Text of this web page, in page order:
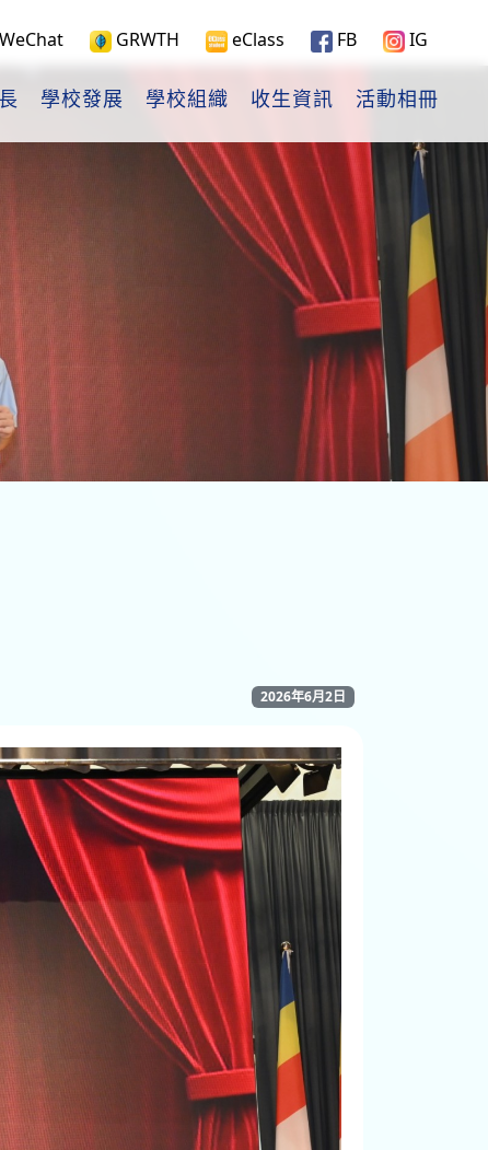
WeChat GRWTH eClass FB IG
學校發展 學校組織 收生資訊 活動相冊
2026年6月2日